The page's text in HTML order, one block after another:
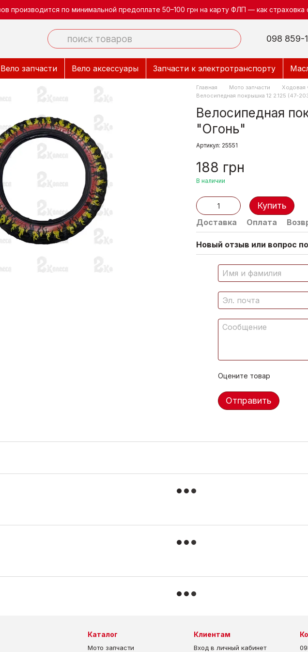
производится по минимальной предоплате 50–100 грн на карту ФЛП — как
098 859-
Вело запчасти Вело аксессуары Запчасти к электротранспорту
Главная Мото запчасти Ходовая
Велосипедная покрышка 12 2.125 (47-
Велосипедная
"Огонь"
Артикул: 25551
188 грн
В наличии
Купить
Доставка Оплата
Новый отзыв или вопрос
Оцените товар
Отправить
Каталог
Мото запчасти
Клиентам
Вход в личный кабинет